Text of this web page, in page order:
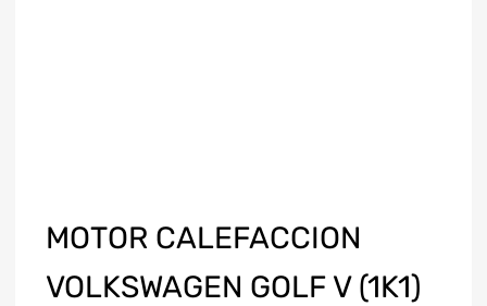
MOTOR CALEFACCION
VOLKSWAGEN GOLF V (1K1)